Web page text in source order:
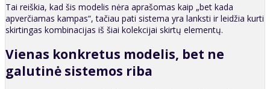
Tai reiškia, kad šis modelis nėra aprašomas kaip „bet kada
apverčiamas kampas“, tačiau pati sistema yra lanksti ir leidžia kurti
skirtingas kombinacijas iš šiai kolekcijai skirtų elementų.
Vienas konkretus modelis, bet ne
galutinė sistemos riba